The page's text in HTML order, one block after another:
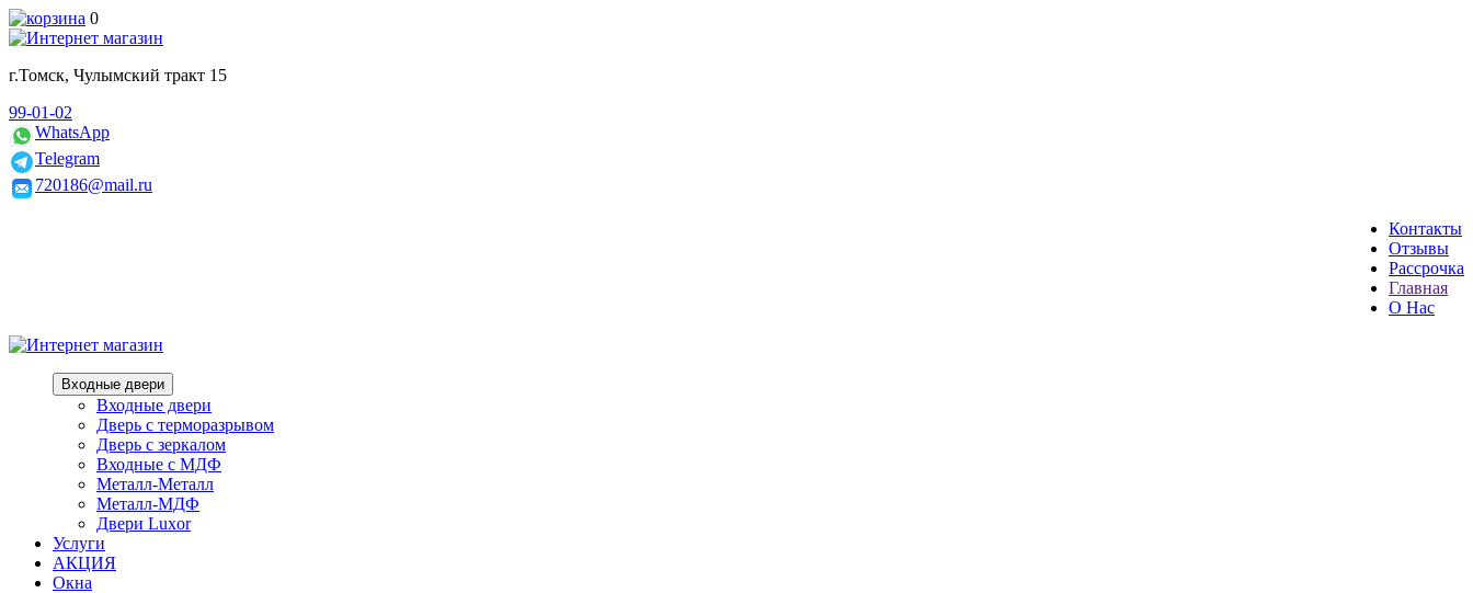
0
г.Томск, Чулымский тракт 15
99-01-02
WhatsApp
Telegram
720186@mail.ru
Контакты
Отзывы
Рассрочка
Главная
О Нас
Входные двери
Входные двери
Дверь с терморазрывом
Дверь с зеркалом
Входные с МДФ
Металл-Металл
Металл-МДФ
Двери Luxor
Услуги
АКЦИЯ
Окна